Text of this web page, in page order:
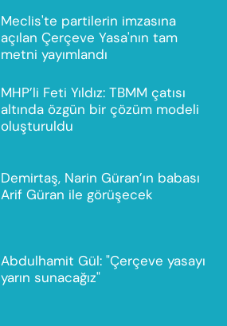
Meclis'te partilerin imzasına
açılan Çerçeve Yasa'nın tam
metni yayımlandı
MHP’li Feti Yıldız: TBMM çatısı
altında özgün bir çözüm modeli
oluşturuldu
Demirtaş, Narin Güran’ın babası
Arif Güran ile görüşecek
Abdulhamit Gül: "Çerçeve yasayı
yarın sunacağız"